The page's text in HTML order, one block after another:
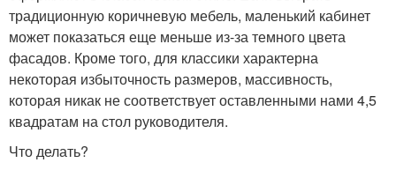
традиционную коричневую мебель, маленький кабинет
может показаться еще меньше из-за темного цвета
фасадов. Кроме того, для классики характерна
некоторая избыточность размеров, массивность,
которая никак не соответствует оставленными нами 4,5
квадратам на стол руководителя.
Что делать?